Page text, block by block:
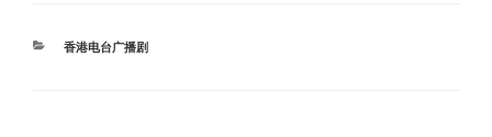
分
香港电台广播剧